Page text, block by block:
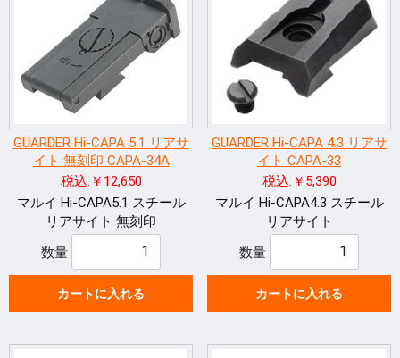
GUARDER Hi-CAPA 5.1 リアサ
イト 無刻印 CAPA-34A
税込:￥12,650
マルイ Hi-CAPA5.1 スチール
リアサイト 無刻印
数量
カートに入れる
GUARDER Hi-CAPA 4.3 リアサ
イト CAPA-33
税込:￥5,390
マルイ Hi-CAPA4.3 スチール
リアサイト
数量
カートに入れる